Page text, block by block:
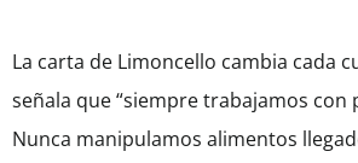
La carta de Limoncello cambia cada
señala que “siempre trabajamos con
Nunca manipulamos alimentos